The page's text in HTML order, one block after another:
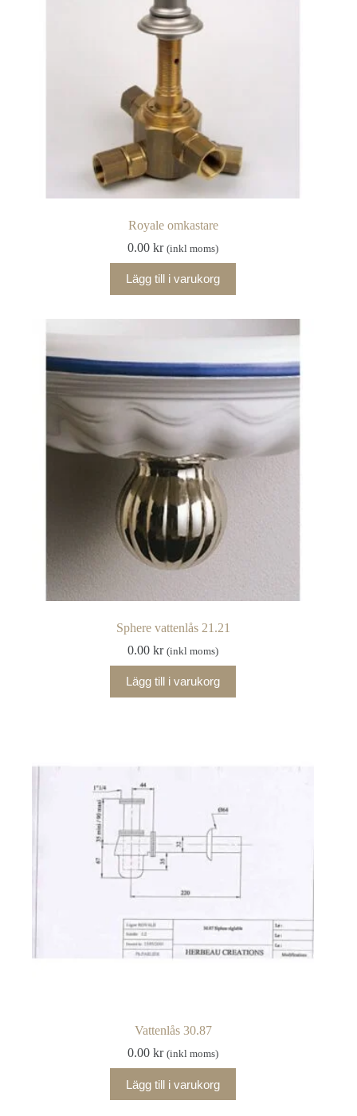
Royale omkastare
0.00kr (inkl moms)
Lägg till i varukorg
Sphere vattenlås 21.21
0.00kr (inkl moms)
Lägg till i varukorg
Vattenlås 30.87
0.00kr (inkl moms)
Lägg till i varukorg